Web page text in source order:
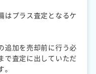
はプラス査定となるケ
追加を売却前に行う必
で査定に出していただ